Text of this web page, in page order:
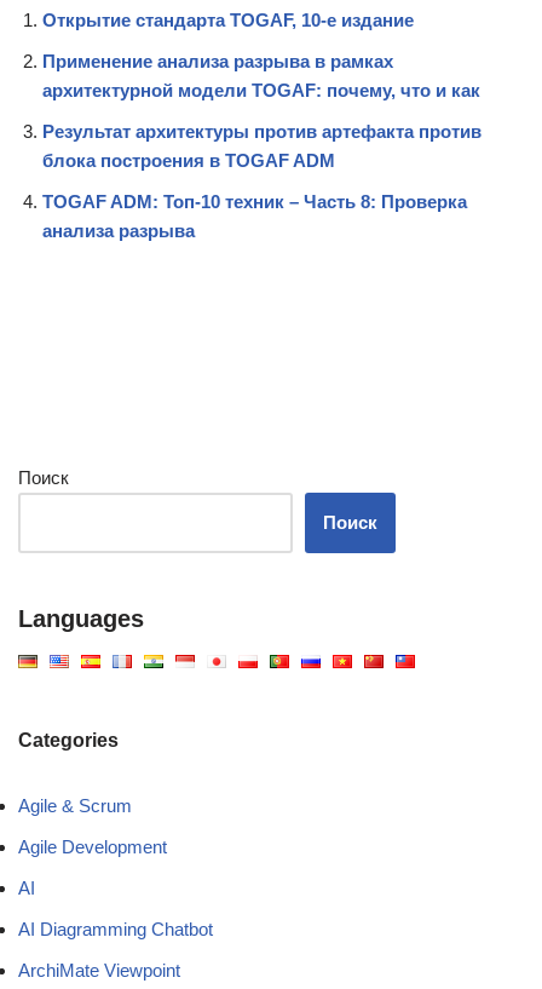
Открытие стандарта TOGAF, 10-е издание
Применение анализа разрыва в рамках
архитектурной модели TOGAF: почему, что и как
Результат архитектуры против артефакта против
блока построения в TOGAF ADM
TOGAF ADM: Топ-10 техник – Часть 8: Проверка
анализа разрыва
Поиск
Поиск
Languages
Categories
Agile & Scrum
Agile Development
AI
AI Diagramming Chatbot
ArchiMate Viewpoint